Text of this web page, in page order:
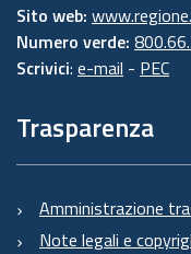
Sito web:
Numero verde:
Scrivici: e-mail - PEC
Trasparenza
Amministrazione
Note legali e